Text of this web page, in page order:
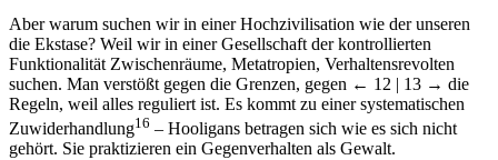
Aber warum suchen wir in einer Hochzivilisation wie der unseren
die Ekstase? Weil wir in einer Gesellschaft der kontrollierten
Funktionalität Zwischenräume, Metatropien, Verhaltensrevolten
suchen. Man verstößt gegen die Grenzen, gegen ← 12 | 13 → die
Regeln, weil alles reguliert ist. Es kommt zu einer systematischen
Zuwiderhandlung16 – Hooligans betragen sich wie es sich nicht
gehört. Sie praktizieren ein Gegenverhalten als Gewalt.